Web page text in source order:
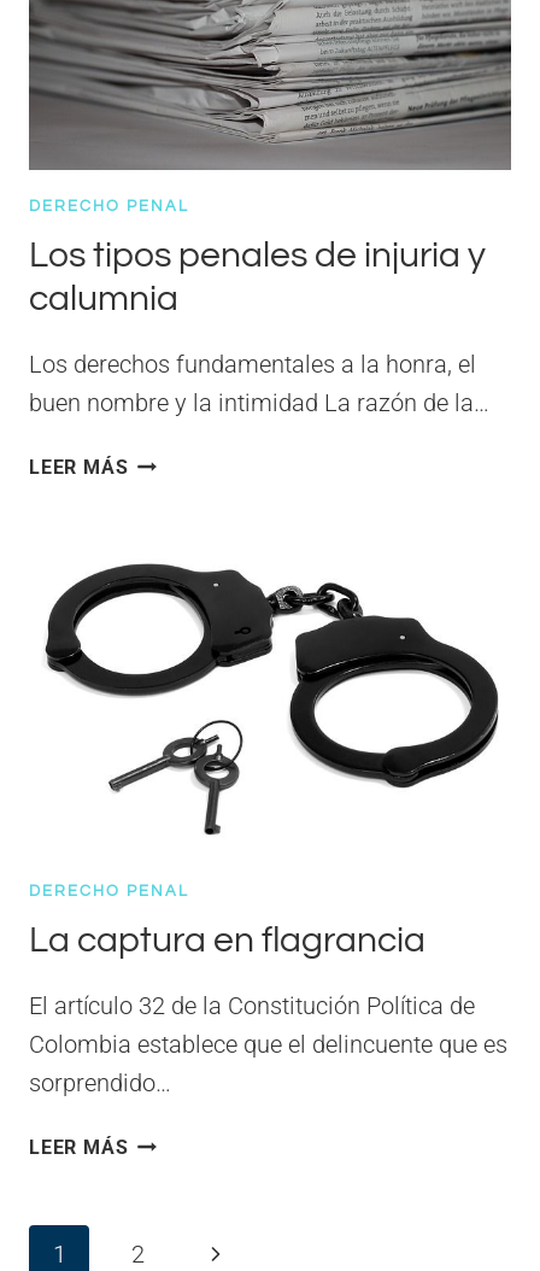
PENAL
DERECHO PENAL
Los tipos penales de injuria y
calumnia
Los derechos fundamentales a la honra, el
buen nombre y la intimidad La razón de la…
LEER MÁSLOS
INJURIA
CALUMNIA
DERECHO PENAL
La captura en flagrancia
El artículo 32 de la Constitución Política de
Colombia establece que el delincuente que es
sorprendido…
LEER MÁSLA
Navegación
1 2
Siguiente